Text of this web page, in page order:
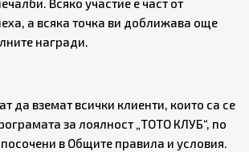
Всяко участие е част от
а всяка точка ви доближава още
награди.
да вземат всички клиенти, които са се
за лоялност „ТОТО КЛУБ“, по
в Общите правила и условия.